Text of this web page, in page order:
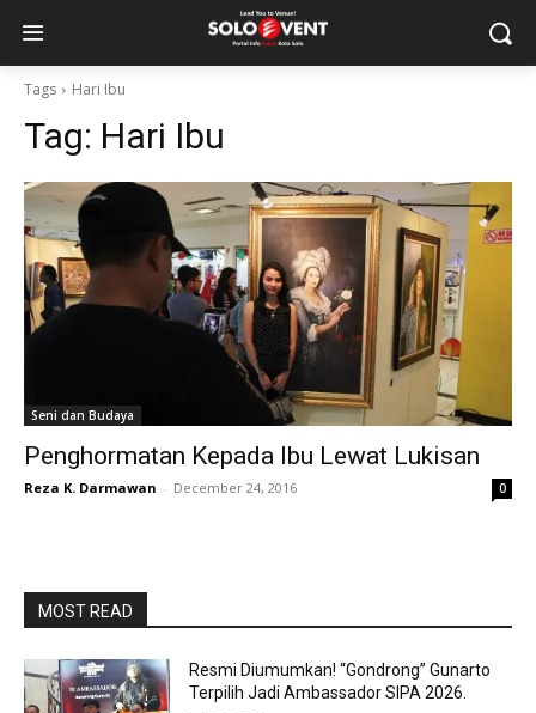
Tags Hari Ibu
Tag: Hari Ibu
Seni dan Budaya
Penghormatan Kepada Ibu Lewat Lukisan
Reza K. Darmawan - December 24, 2016 0
MOST READ
Resmi Diumumkan! “Gondrong” Gunarto
Terpilih Jadi Ambassador SIPA 2026.